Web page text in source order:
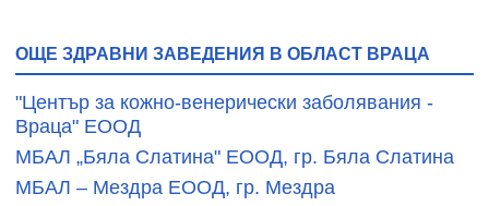
ОЩЕ ЗДРАВНИ ЗАВЕДЕНИЯ В ОБЛАСТ ВРАЦА
"Център за кожно-венерически заболявания -
Враца" ЕООД
МБАЛ „Бяла Слатина" ЕООД, гр. Бяла Слатина
МБАЛ – Мездра ЕООД, гр. Мездра